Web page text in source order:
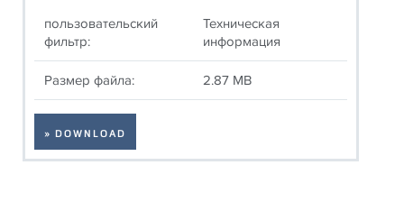
пользовательский
фильтр:
Техническая
информация
Размер файла: 2.87 MB
» DOWNLOAD